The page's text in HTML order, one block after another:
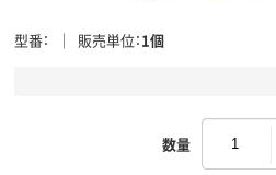
型番 販売単位 1個
数量